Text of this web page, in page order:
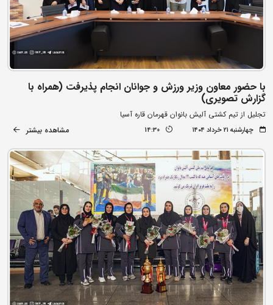
با حضور معاون وزیر ورزش و جوانان انجام پذیرفت (همراه با
گزارش تصویری)
تجلیل از تیم کشتی آلیش بانوان قهرمان قاره آسیا
چهارشنبه ۲۱ خرداد ۱۴۰۴ 14:30 مشاهده بیشتر